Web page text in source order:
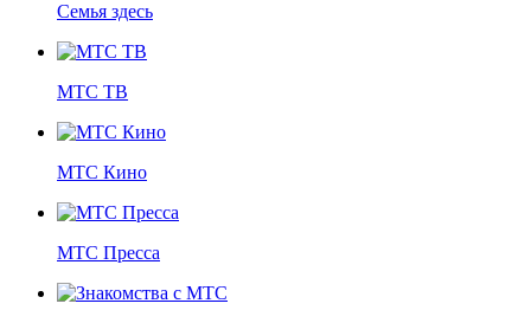
Семья здесь
МТС ТВ
МТС Кино
МТС Пресса